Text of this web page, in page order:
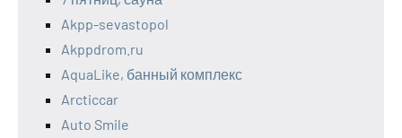
Akpp-sevastopol
Akppdrom.ru
AquaLike, банный комплекс
Arcticcar
Auto Smile